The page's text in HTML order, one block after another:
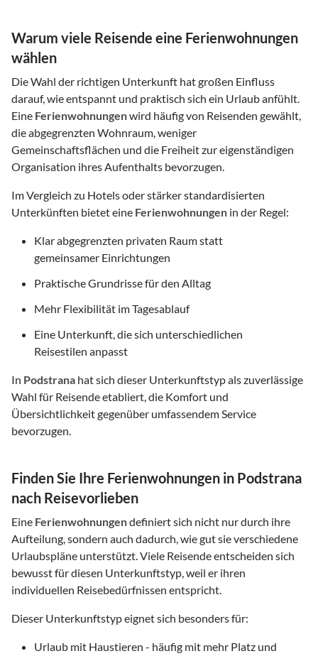
Warum viele Reisende eine Ferienwohnungen
wählen
Die Wahl der richtigen Unterkunft hat großen Einfluss
darauf, wie entspannt und praktisch sich ein Urlaub anfühlt.
Eine Ferienwohnungenwird häufig von Reisenden gewählt,
die abgegrenzten Wohnraum, weniger
Gemeinschaftsflächen und die Freiheit zur eigenständigen
Organisation ihres Aufenthalts bevorzugen.
Im Vergleich zu Hotels oder stärker standardisierten
Unterkünften bietet eine Ferienwohnungen in der Regel:
Klar abgegrenzten privaten Raum statt
gemeinsamer Einrichtungen
Praktische Grundrisse für den Alltag
Mehr Flexibilität im Tagesablauf
Eine Unterkunft, die sich unterschiedlichen
Reisestilen anpasst
In Podstrana hat sich dieser Unterkunftstyp als zuverlässige
Wahl für Reisende etabliert, die Komfort und
Übersichtlichkeit gegenüber umfassendem Service
bevorzugen.
Finden Sie Ihre Ferienwohnungen in Podstrana
nach Reisevorlieben
Eine Ferienwohnungendefiniert sich nicht nur durch ihre
Aufteilung, sondern auch dadurch, wie gut sie verschiedene
Urlaubspläne unterstützt. Viele Reisende entscheiden sich
bewusst für diesen Unterkunftstyp, weil er ihren
individuellen Reisebedürfnissen entspricht.
Dieser Unterkunftstyp eignet sich besonders für:
Urlaub mit Haustieren - häufig mit mehr Platz und